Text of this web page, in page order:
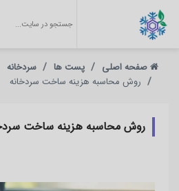
صفحه اصلی پست ها
سردخانه
روش محاسبه هزينه ساخت سردخانه
روش محاسبه هزينه ساخت